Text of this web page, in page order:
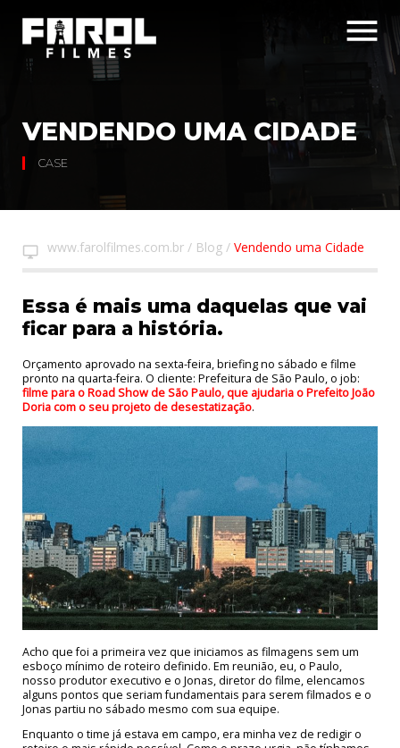
menu
VENDENDO UMA CIDADE
CASE
desktop_windows www.farolfilmes.com.br / Blog / Vendendo uma Cidade
Essa é mais uma daquelas que vai
ficar para a história.
Orçamento aprovado na sexta-feira, briefing no sábado e filme
pronto na quarta-feira. O cliente: Prefeitura de São Paulo, o job:
filme para o Road Show de São Paulo, que ajudaria o Prefeito João
Doria com o seu projeto de desestatização.
Acho que foi a primeira vez que iniciamos as filmagens sem um
esboço mínimo de roteiro definido. Em reunião, eu, o Paulo,
nosso produtor executivo e o Jonas, diretor do filme, elencamos
alguns pontos que seriam fundamentais para serem filmados e o
Jonas partiu no sábado mesmo com sua equipe.
Enquanto o time já estava em campo, era minha vez de redigir o